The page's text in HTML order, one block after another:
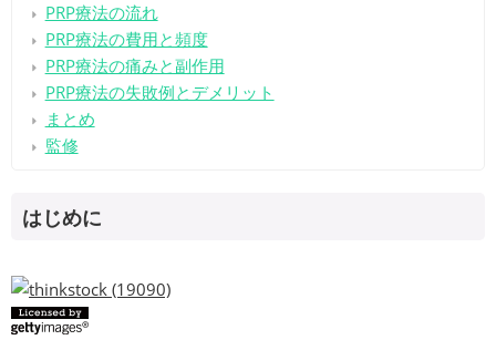
PRP療法の流れ
PRP療法の費用と頻度
PRP療法の痛みと副作用
PRP療法の失敗例とデメリット
まとめ
監修
はじめに